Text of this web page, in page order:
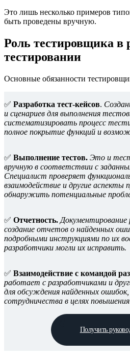
Это лишь несколько примеров
быть проведены вручную.
Роль тестировщика в
тестировании
Основные обязанности
✅ Разработка тест-кейсов.
и сценариев для выполнения
систематизировать процесс
полное покрытие функций и
✅ Выполнение тестов. Это и
вручную в соответствии с
Специалист проверяет
взаимодействие и другие
обнаружить потенциальные
✅ Отчетность.
создание отчетов о найденных
подробными инструкциями по их
разработчики могли их исправить.
✅ Взаимодействие с командой
работает с разработчиками и
для обсуждения найденных
сотрудничества в целях
Получить